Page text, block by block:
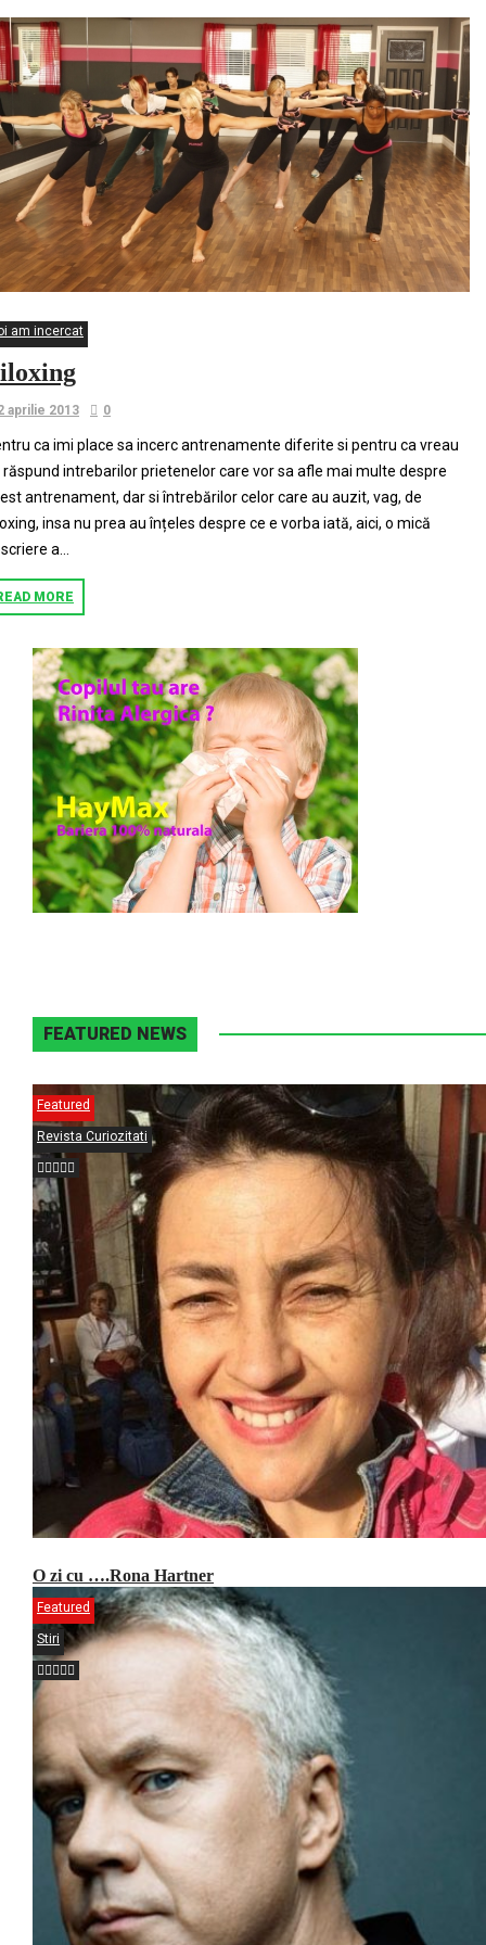
am incercat
aprilie 2013 0
ca imi place sa incerc antrenamente diferite si pentru ca vreau
răspund intrebarilor prietenelor care vor sa afle mai multe despre
antrenament, dar si întrebărilor celor care au auzit, vag, de
insa nu prea au înțeles despre ce e vorba iată, aici, o mică
a...
MORE
FEATURED NEWS
Featured
Revista Curiozitati
O zi cu ….Rona Hartner
Featured
Stiri